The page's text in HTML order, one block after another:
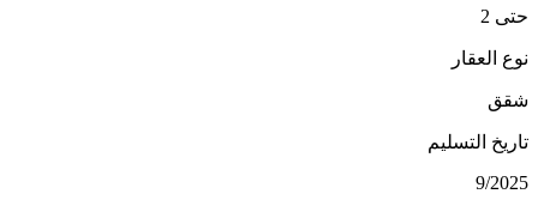
حتى 2
نوع العقار
شقق
تاريخ التسليم
9/2025